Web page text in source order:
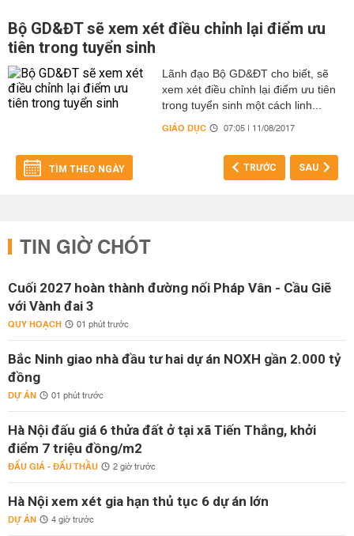
Bộ GD&ĐT sẽ xem xét điều chỉnh lại điểm ưu
tiên trong tuyển sinh
Lãnh đạo Bộ GD&ĐT cho biết, sẽ
xem xét điều chỉnh lại điểm ưu tiên
trong tuyển sinh một cách linh...
GIÁO DỤC 07:05 | 11/08/2017
TÌM THEO NGÀY TRƯỚC SAU
TIN GIỜ CHÓT
Cuối 2027 hoàn thành đường nối Pháp Vân - Cầu Giẽ
với Vành đai 3
QUY HOẠCH 01 phút trước
Bắc Ninh giao nhà đầu tư hai dự án NOXH gần 2.000 tỷ
đồng
DỰ ÁN 01 phút trước
Hà Nội đấu giá 6 thửa đất ở tại xã Tiến Thắng, khởi
điểm 7 triệu đồng/m2
ĐẤU GIÁ - ĐẤU THẦU 2 giờ trước
Hà Nội xem xét gia hạn thủ tục 6 dự án lớn
DỰ ÁN 4 giờ trước